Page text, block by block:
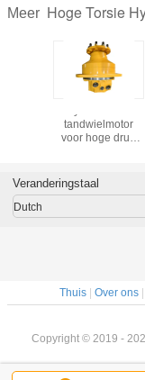
Meer Hoge Torsie
tandwielmotor
voor hoge druk
Veranderingstaal
Dutch
Thuis| Over ons|
Copyright © 2019 -